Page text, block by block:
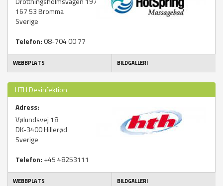
167 53Bromma
Sverige
Telefon: 08-704 00 77
WEBBPLATS BILDGALLERI
HTH Desinfektion
Adress:
Vølundsvej 18
DK-3400Hillerød
Sverige
Telefon: +45 48253111
WEBBPLATS BILDGALLERI